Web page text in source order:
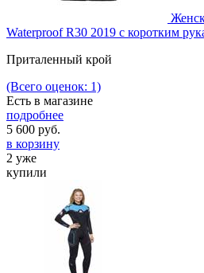
Waterproof R30 2019 с коротким
Приталенный крой
(Всего оценок: 1)
Есть в магазине
подробнее
5 600 руб.
в корзину
2 уже
купили